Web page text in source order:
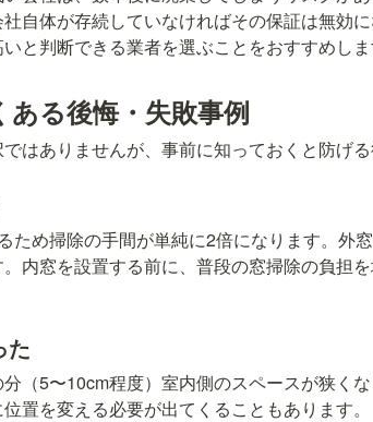
自体が存続していなければその保証は無効
と判断できる業者を選ぶことをおすすめしま
る後悔・失敗事例
はありませんが、事前に知っておくと防げる
ため掃除の手間が単純に2倍になります。外
内窓を設置する前に、普段の窓掃除の負担
た
（5〜10cm程度）室内側のスペースが狭く
置を変える必要が出てくることもあります。